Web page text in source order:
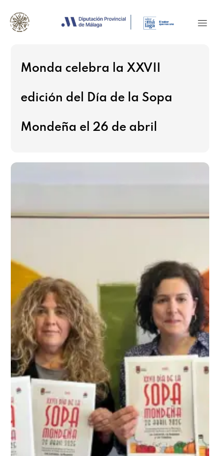
Monda celebra la XXVII
edición del Día de la Sopa
Mondeña el 26 de abril